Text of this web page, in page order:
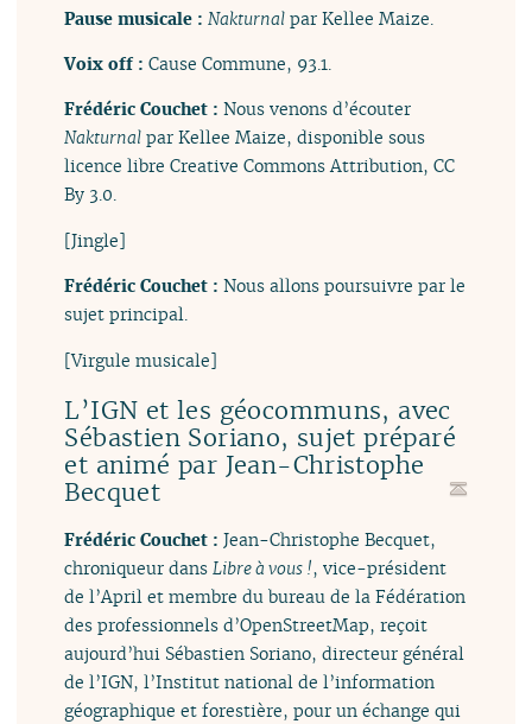
Pause musicale : Nakturnal par Kellee Maize.
Voix off :Cause Commune, 93.1.
Frédéric Couchet :Nous venons d’écouter
Nakturnal par Kellee Maize, disponible sous
licence libre Creative Commons Attribution, CC
By 3.0.
[Jingle]
Frédéric Couchet :Nous allons poursuivre par le
sujet principal.
[Virgule musicale]
L’IGN et les géocommuns, avec
Sébastien Soriano, sujet préparé
et animé par Jean-Christophe
Becquet
Frédéric Couchet :Jean-Christophe Becquet,
chroniqueur dansLibre à vous !, vice-président
de l’April et membre du bureau de la Fédération
des professionnels d’OpenStreetMap, reçoit
aujourd’hui Sébastien Soriano, directeur général
de l’IGN, l’Institut national de l’information
géographique et forestière, pour un échange qui